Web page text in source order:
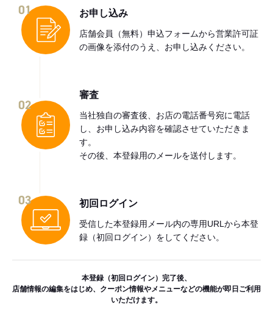
01 お申し込み
店舗会員（無料）申込フォームから営業許可証
の画像を添付のうえ、お申し込みください。
02
審査
当社独自の審査後、お店の電話番号宛に電話
し、お申し込み内容を確認させていただきま
す。
その後、本登録用のメールを送付します。
03 初回ログイン
受信した本登録用メール内の専用URLから本登
録（初回ログイン）をしてください。
本登録（初回ログイン）完了後、
店舗情報の編集をはじめ、クーポン情報やメニューなどの機能が即日ご利用
いただけます。